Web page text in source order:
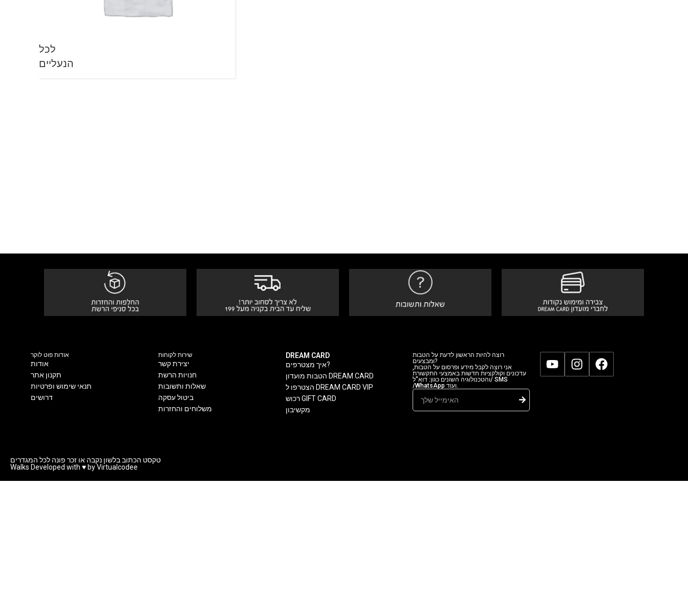
לכל
הנעליים
אודות פוט לוקר
אודות
תקנון אתר
תנאי שימוש ופרטיות
דרושים
שירות לקוחות
יצירת קשר
חנויות הרשת
שאלות ותשובות
ביטול עסקה
משלוחים והחזרות
DREAM CARD
איך מצטרפים?
הטבות מועדון DREAM CARD
הצטרפו ל DREAM CARD VIP
רכוש GIFT CARD
מקשיבון
רוצה להיות הראשון לדעת על הטבות
ומבצעים?
אני רוצה לקבל מידע ופרסום על הטבות,
עדכונים וקולקציות חדשות באמצעי התקשורת
והטכנולוגיה השונים כגון: דוא"ל/ SMS
/WhatsApp ועוד.
טקסט הכתוב בלשון נקבה או זכר פונה לכל המגדרים
Walks Developed with ♥ by Virtualcodee